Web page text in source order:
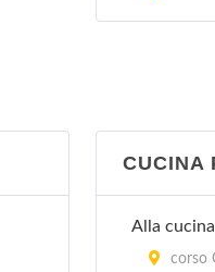
CUCINA
Alla
corso